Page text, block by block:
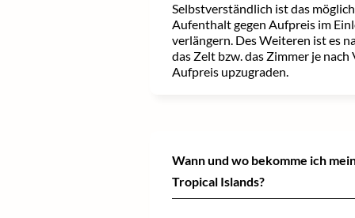
Selbstverständlich ist das
Aufenthalt gegen Aufpreis im
verlängern. Des Weiteren ist es
das Zelt bzw. das Zimmer je
Aufpreis upzugraden.
Wann und wo bekomme ich
Tropical Islands?